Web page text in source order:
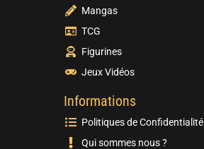
Mangas
TCG
Figurines
Jeux Vidéos
Informations
Politiques de Confidentialité
Qui sommes nous ?